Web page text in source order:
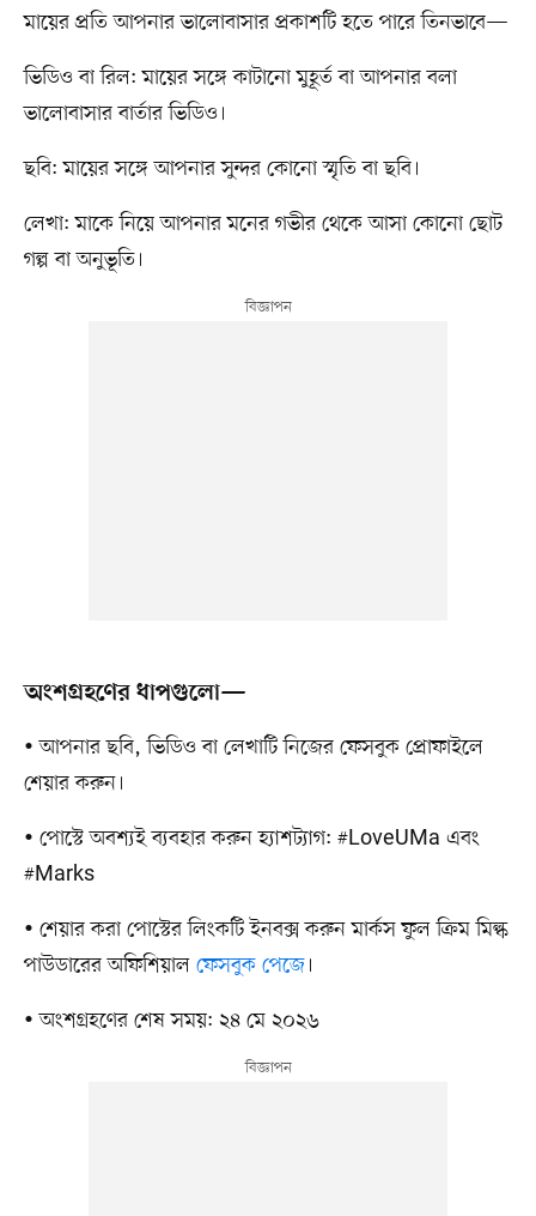
মায়ের প্রতি আপনার ভালোবাসার প্রকাশটি হতে পারে তিনভাবে—
ভিডিও বা রিল: মায়ের সঙ্গে কাটানো মুহূর্ত বা আপনার বলা
ভালোবাসার বার্তার ভিডিও।
ছবি: মায়ের সঙ্গে আপনার সুন্দর কোনো স্মৃতি বা ছবি।
লেখা: মাকে নিয়ে আপনার মনের গভীর থেকে আসা কোনো ছোট
গল্প বা অনুভূতি।
অংশগ্রহণের ধাপগুলো—
• আপনার ছবি, ভিডিও বা লেখাটি নিজের ফেসবুক প্রোফাইলে
শেয়ার করুন।
• পোস্টে অবশ্যই ব্যবহার করুন হ্যাশট্যাগ: #LoveUMa এবং
#Marks
• শেয়ার করা পোস্টের লিংকটি ইনবক্স করুন মার্কস ফুল ক্রিম মিল্ক
পাউডারের অফিশিয়াল ফেসবুক পেজে।
• অংশগ্রহণের শেষ সময়: ২৪ মে ২০২৬